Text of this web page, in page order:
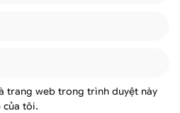
trang web trong trình duyệt này
của tôi.